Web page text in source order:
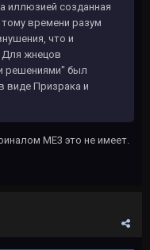
иллюзией созданная
времени разум
что и
Для жнецов
решениями" был
виде Призрака и
МЕ3 это не имеет.